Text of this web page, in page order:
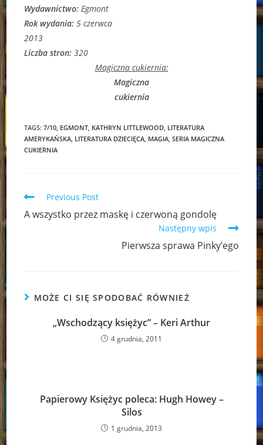
Wydawnictwo: Egmont
Rok wydania:5 czerwca
2013
Liczba stron:320
Magiczna cukiernia:
Magiczna
cukiernia
TAGS:7/10 EGMONT KATHRYN LITTLEWOOD LITERATURA
AMERYKAŃSKA LITERATURA DZIECIĘCA MAGIA SERIA MAGICZNA
CUKIERNIA
Read
articles
Previous Post
A wszystko przez maskę i czerwoną gondolę
Następny wpis
Pierwsza sprawa Pinky’ego
MOŻE CI SIĘ SPODOBAĆ RÓWNIEŻ
„Wschodzący księżyc” – Keri Arthur
4 grudnia, 2011
Papierowy Księżyc poleca: Hugh Howey –
Silos
1 grudnia, 2013